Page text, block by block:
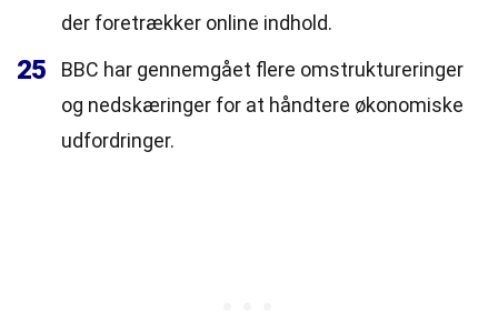
der foretrækker online indhold.
25
BBC har gennemgået flere omstruktureringer
og nedskæringer for at håndtere økonomiske
udfordringer.